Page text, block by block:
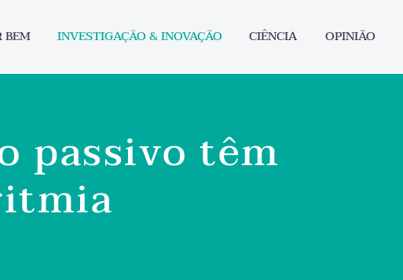
BEM INVESTIGAÇÃO & INOVAÇÃO CIÊNCIA OPINIÃO
passivo têm